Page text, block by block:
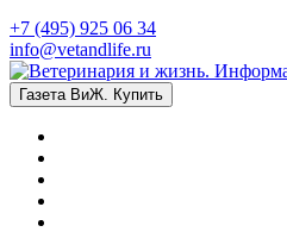
+7 (495) 925 06 34
info@vetandlife.ru
Газета ВиЖ. Купить